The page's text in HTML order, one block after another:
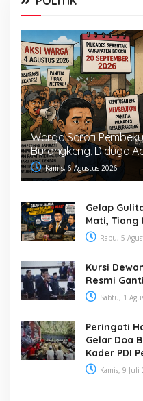
Warga Soroti
Burangkeng, Diduga
Kamis, 6 Agustus 2026
Gelap
Mati, Tiang
Rabu, 5
Kursi
Resmi
Sabtu, 1
Peringati
Gelar Doa
Kader PDI
Kamis, 9 Juli